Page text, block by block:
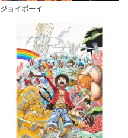
ジョイボーイ